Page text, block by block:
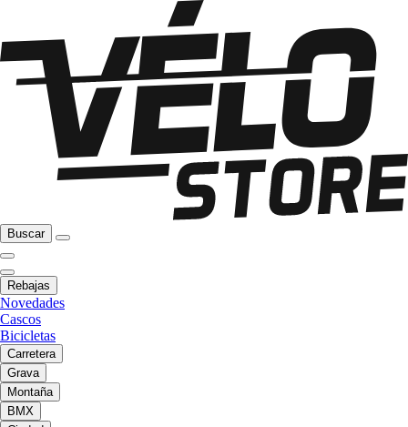
Buscar
Rebajas
Novedades
Cascos
Bicicletas
Carretera
Grava
Montaña
BMX